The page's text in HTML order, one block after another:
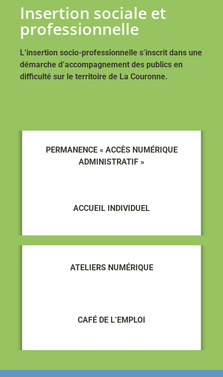
Insertion sociale et
professionnelle
L’insertion socio-professionnelle s’inscrit dans une
démarche d’accompagnement des publics en
difficulté sur le territoire de La Couronne.
PERMANENCE « ACCÈS NUMÉRIQUE
ADMINISTRATIF »
ACCUEIL INDIVIDUEL
ATELIERS NUMÉRIQUE
CAFÉ DE L’EMPLOI